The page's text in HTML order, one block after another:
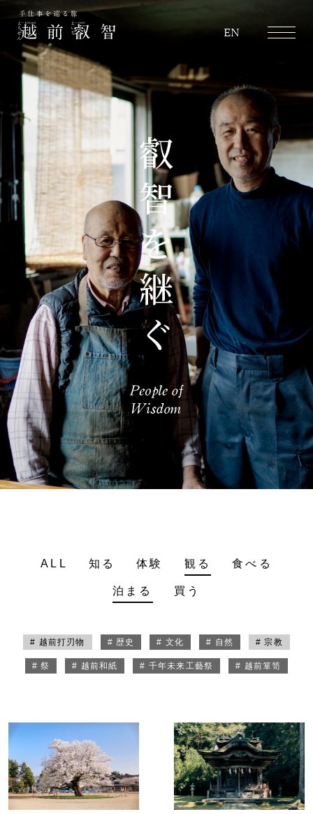
EN
ALL 知る 体験 観る 食べる
泊まる 買う
# 越前打刃物 # 歴史 # 文化 # 自然 # 宗教
# 祭 # 越前和紙 # 千年未来工藝祭 # 越前箪笥